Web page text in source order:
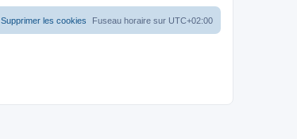
Fuseau horaire sur UTC+02:00
Supprimer les cookies